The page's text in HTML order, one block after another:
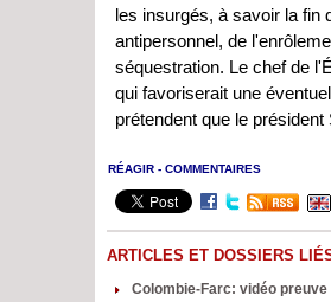
les insurgés, à savoir la fin
antipersonnel, de
séquestration. Le chef de
qui favoriserait une
prétendent que le
RÉAGIR - COMMENTAIRES
ARTICLES ET DOSSIERS
Colombie-Farc: vidéo